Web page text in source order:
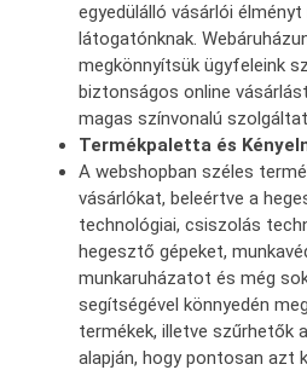
egyedülálló vásárlói
látogatónknak.
megkönnyítsük ügyfeleink
biztonságos online
magas színvonalú
Termékpaletta és
A webshopban széles
vásárlókat, beleértve a
technológiai, csiszolás
hegesztő gépeket,
munkaruházatot és még
segítségével könnyedén
termékek, illetve szűrhetők
alapján, hogy pontosan azt